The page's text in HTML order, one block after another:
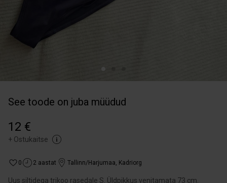
See toode on juba müüdud
12 €
+ Ostukaitse
0 2 aastat Tallinn/Harjumaa, Kadriorg
Uus siltidega trikoo rasedale S. Üldpikkus venitamata 73 cm.